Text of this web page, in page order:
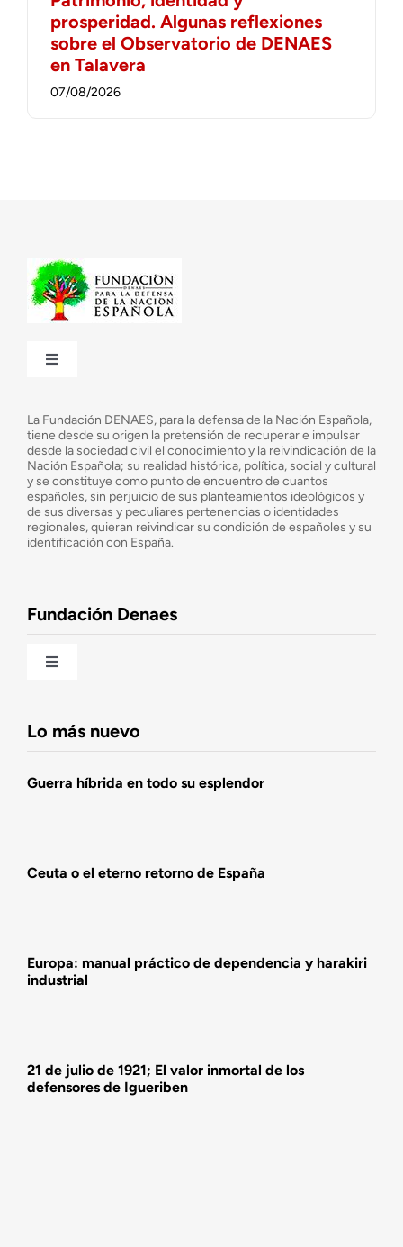
prosperidad. Algunas reflexiones
sobre el Observatorio de DENAES
en Talavera
07/08/2026
Toggle
¿Cuáles son nuestros objetivos?
Consejo Asesor
La Fundación DENAES, para la defensa de la Nación Española,
tiene desde su origen la pretensión de recuperar e impulsar
desde la sociedad civil el conocimiento y la reivindicación de la
Nación Española; su realidad histórica, política, social y cultural
y se constituye como punto de encuentro de cuantos
españoles, sin perjuicio de sus planteamientos ideológicos y
de sus diversas y peculiares pertenencias o identidades
regionales, quieran reivindicar su condición de españoles y su
identificación con España.
Fundación Denaes
Toggle
Lo más nuevo
Guerra híbrida en todo su esplendor
Ceuta o el eterno retorno de España
Europa: manual práctico de dependencia y harakiri
industrial
21 de julio de 1921; El valor inmortal de los
defensores de Igueriben